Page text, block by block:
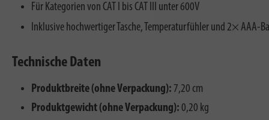
Für Kategorien von CAT I bis CAT III unter 600V
Inklusive hochwertiger Tasche, Temperaturfühler und 2× AAA-
Technische Daten
Produktbreite (ohne Verpackung): 7,20 cm
Produktgewicht (ohne Verpackung): 0,20 kg